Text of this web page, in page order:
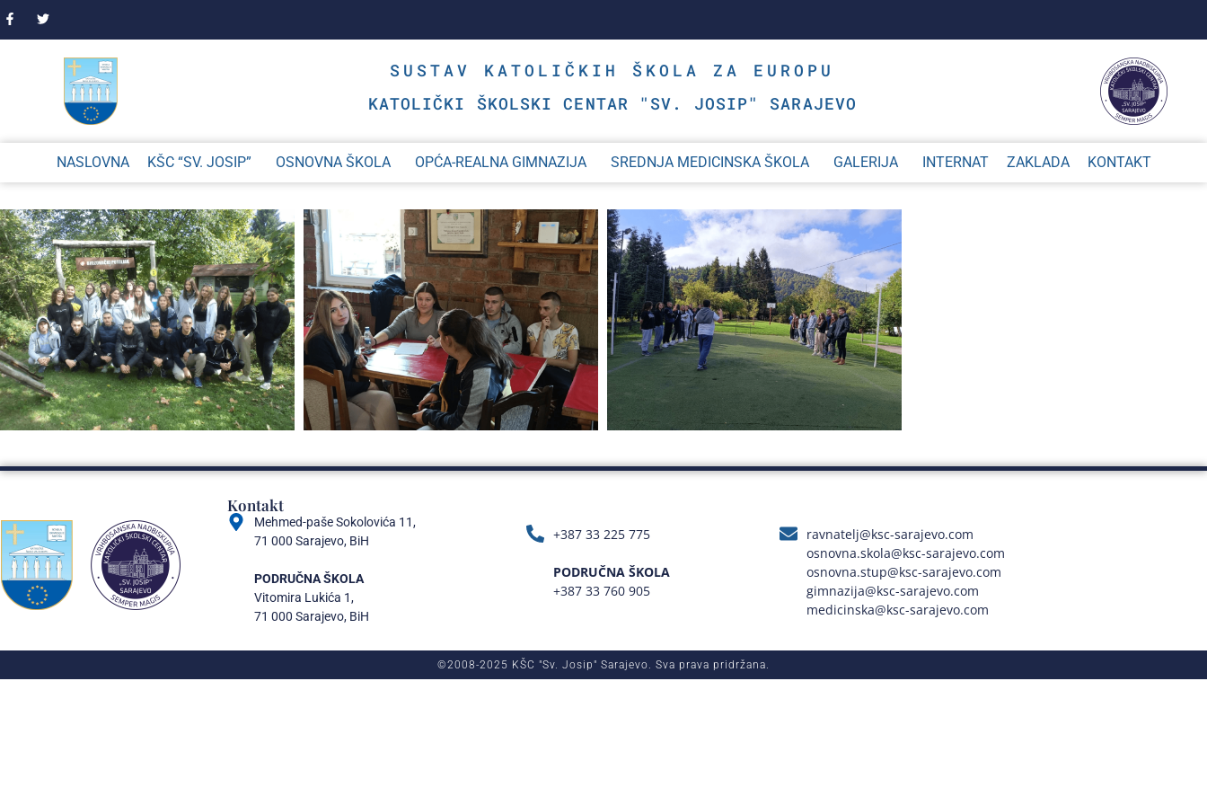
SUSTAV KATOLIČKIH ŠKOLA ZA EUROPU
KATOLIČKI ŠKOLSKI CENTAR "SV. JOSIP" SARAJEVO
NASLOVNA KŠC “SV. JOSIP” OSNOVNA ŠKOLA OPĆA-REALNA GIMNAZIJA SREDNJA MEDICINSKA ŠKOLA GALERIJA INTERNAT ZAKLADA KONTAKT
Kontakt
Mehmed-paše Sokolovića 11,
71 000 Sarajevo, BiH
PODRUČNA ŠKOLA
Vitomira Lukića 1,
71 000 Sarajevo, BiH
+387 33 225 775
PODRUČNA ŠKOLA
+387 33 760 905
ravnatelj@ksc-sarajevo.com
osnovna.skola@ksc-sarajevo.com
osnovna.stup@ksc-sarajevo.com
gimnazija@ksc-sarajevo.com
medicinska@ksc-sarajevo.com
©2008-2025 KŠC "Sv. Josip" Sarajevo. Sva prava pridržana.